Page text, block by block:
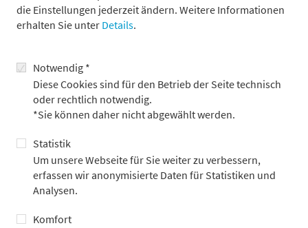
die Einstellungen jederzeit ändern. Weitere Informationen
erhalten Sie unter Details.
Notwendig *
Diese Cookies sind für den Betrieb der Seite technisch
oder rechtlich notwendig.
*Sie können daher nicht abgewählt werden.
Statistik
Um unsere Webseite für Sie weiter zu verbessern,
erfassen wir anonymisierte Daten für Statistiken und
Analysen.
Komfort
Impressionen unserer Veranstaltung
„Metzler Insight Corporates – Das bAV- und
Asset-Management-Forum"